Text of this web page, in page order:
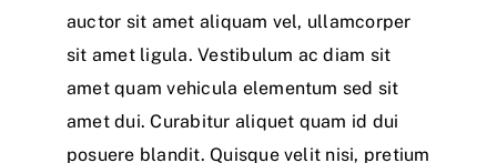
auctor sit amet aliquam vel, ullamcorper
sit amet ligula. Vestibulum ac diam sit
amet quam vehicula elementum sed sit
amet dui. Curabitur aliquet quam id dui
posuere blandit. Quisque velit nisi, pretium